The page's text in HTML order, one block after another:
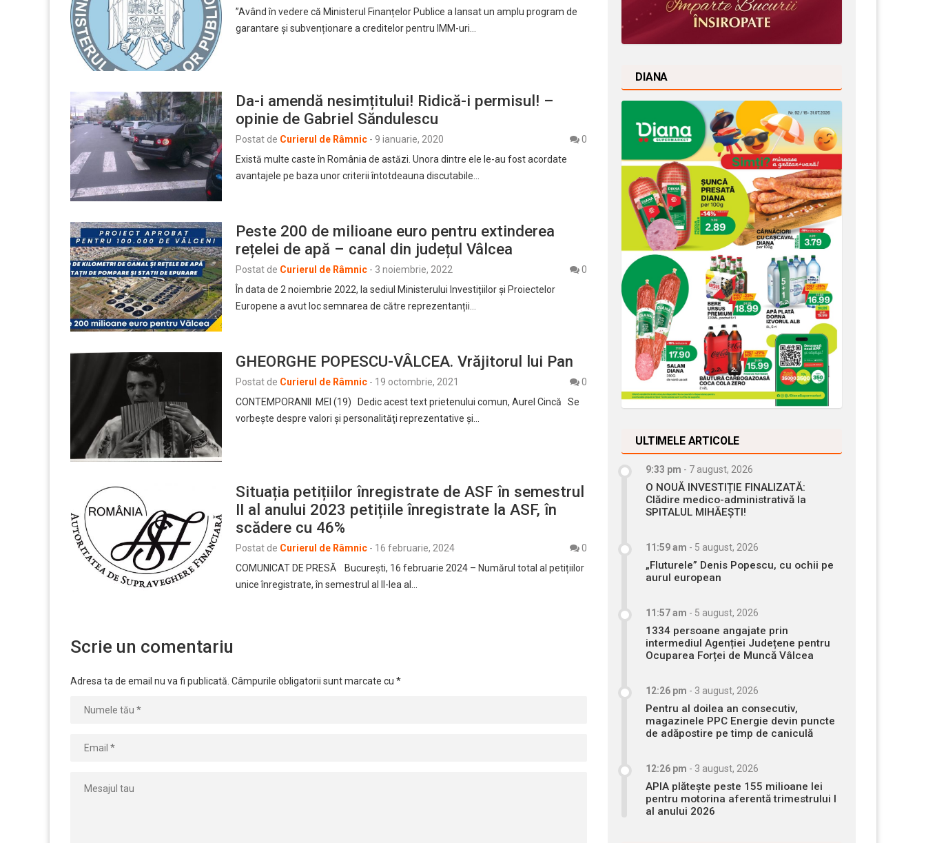
”Având în vedere că Ministerul Finanțelor Publice a lansat un amplu program de
garantare și subvenționare a creditelor pentru IMM-uri…
Da-i amendă nesimțitului! Ridică-i permisul! –
opinie de Gabriel Săndulescu
Postat de Curierul de Râmnic - 9 ianuarie, 2020
0
Există multe caste în România de astăzi. Unora dintre ele le-au fost acordate
avantajele pe baza unor criterii întotdeauna discutabile…
Peste 200 de milioane euro pentru extinderea
rețelei de apă – canal din județul Vâlcea
Postat de Curierul de Râmnic - 3 noiembrie, 2022
0
În data de 2 noiembrie 2022, la sediul Ministerului Investițiilor și Proiectelor
Europene a avut loc semnarea de către reprezentanții…
GHEORGHE POPESCU-VÂLCEA. Vrăjitorul lui Pan
Postat de Curierul de Râmnic - 19 octombrie, 2021
0
CONTEMPORANII MEI (19) Dedic acest text prietenului comun, Aurel Cincă Se
vorbeşte despre valori şi personalităţi reprezentative şi…
Situația petițiilor înregistrate de ASF în semestrul
II al anului 2023 petițiile înregistrate la ASF, în
scădere cu 46%
Postat de Curierul de Râmnic - 16 februarie, 2024
0
COMUNICAT DE PRESĂ Bucureşti, 16 februarie 2024 – Numărul total al petițiilor
unice înregistrate, în semestrul al II-lea al…
Scrie un comentariu
Adresa ta de email nu va fi publicată. Câmpurile obligatorii sunt marcate cu *
DIANA
ULTIMELE ARTICOLE
9:33 pm - 7 august, 2026
O NOUĂ INVESTIȚIE FINALIZATĂ:
Clădire medico-administrativă la
SPITALUL MIHĂEȘTI!
11:59 am - 5 august, 2026
„Fluturele” Denis Popescu, cu ochii pe
aurul european
11:57 am - 5 august, 2026
1334 persoane angajate prin
intermediul Agenției Județene pentru
Ocuparea Forței de Muncă Vâlcea
12:26 pm - 3 august, 2026
Pentru al doilea an consecutiv,
magazinele PPC Energie devin puncte
de adăpostire pe timp de caniculă
12:26 pm - 3 august, 2026
APIA plătește peste 155 milioane lei
pentru motorina aferentă trimestrului I
al anului 2026